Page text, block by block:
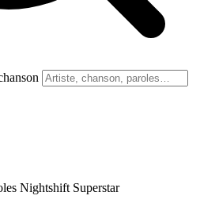
Nightshift Superstar